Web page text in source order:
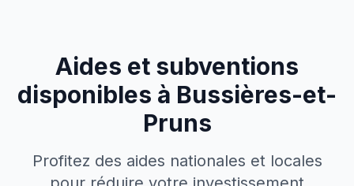
Aides et subventions
disponibles à Bussières-et-
Pruns
Profitez des aides nationales et locales